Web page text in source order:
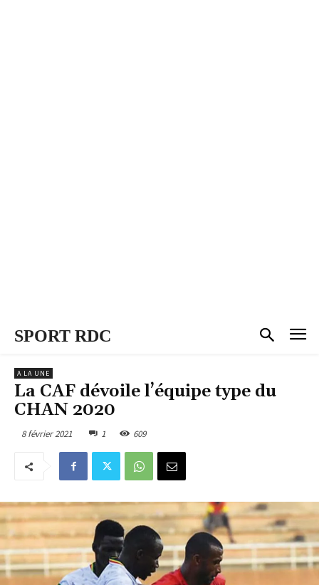
SPORT RDC
A LA UNE
La CAF dévoile l’équipe type du
CHAN 2020
8 février 2021 1 609